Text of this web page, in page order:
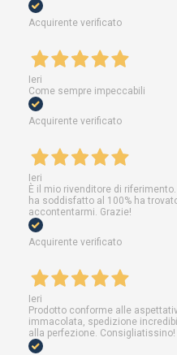
Acquirente verificato
Ieri
Come sempre impeccabili
Acquirente verificato
Ieri
È il mio rivenditore di
ha soddisfatto al 100% ha
accontentarmi. Grazie!
Acquirente verificato
Ieri
Prodotto conforme alle
immacolata, spedizione
alla perfezione. Consigliatissino!